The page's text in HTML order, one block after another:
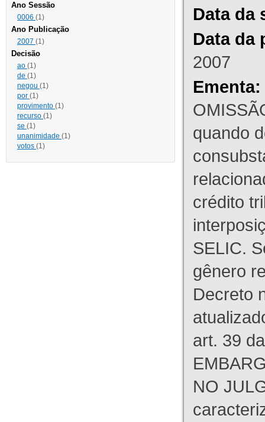
Ano Sessão
0006 (1)
Ano Publicação
2007 (1)
Decisão
ao (1)
de (1)
negou (1)
por (1)
provimento (1)
recurso (1)
se (1)
unanimidade (1)
votos (1)
Data da
Data da
2007
Ementa:
quando
crédito
SELIC.
gênero
Decreto
art. 39
NO